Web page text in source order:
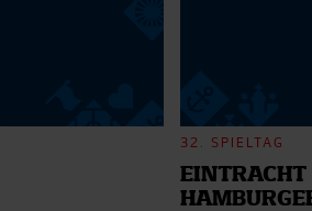
32. SPIELTAG
EINTRACHT